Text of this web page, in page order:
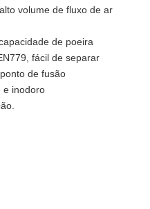
volume de fluxo de ar
de poeira
fácil de separar
de fusão
e inodoro